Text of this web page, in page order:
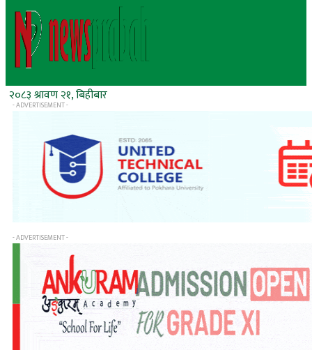
२०८३ श्रावण २१, बिहीबार
- ADVERTISEMENT -
- ADVERTISEMENT -